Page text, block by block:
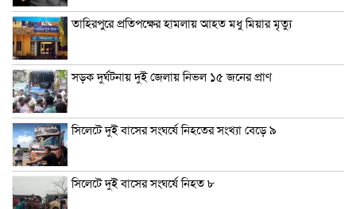
তাহিরপুরে প্রতিপক্ষের হামলায় আহত মধু মিয়ার মৃত্যু
সড়ক দুর্ঘটনায় দুই জেলায় নিভল ১৫ জনের প্রাণ
সিলেটে দুই বাসের সংঘর্ষে নিহতের সংখ্যা বেড়ে ৯
সিলেটে দুই বাসের সংঘর্ষে নিহত ৮